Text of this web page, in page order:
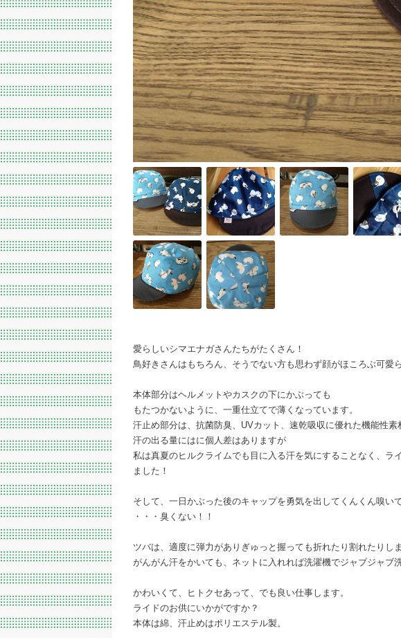
愛らしいシマエナガさんたちがたくさん！
鳥好きさんはもちろん、そうでない方も思わず顔がほころぶ可愛
本体部分はヘルメットやカスクの下にかぶっても
もたつかないように、一重仕立てで薄くなっています。
汗止め部分は、抗菌防臭、UVカット、速乾吸収に優れた機能性素
汗の出る量にはに個人差はありますが
私は真夏のヒルクライムでも目に入る汗を気にすることなく、ラ
ました！
そして、一日かぶった後のキャップを勇気を出してくんくん嗅い
・・・臭くない！！
ツバは、適度に弾力がありぎゅっと握っても折れたり割れたりしま
がんがん汗をかいても、ネットに入れれば洗濯機でジャブジャブ
かわいくて、ヒトクセあって、でも良い仕事します。
ライドのお供にいかがですか？
本体は綿、汗止めはポリエステル製。